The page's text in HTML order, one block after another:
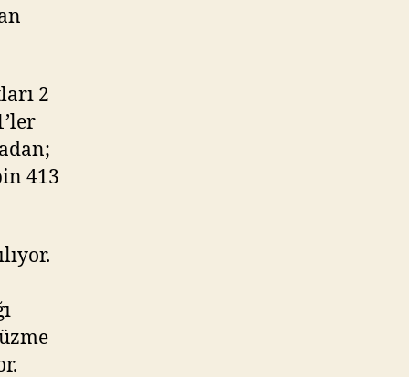
2
413